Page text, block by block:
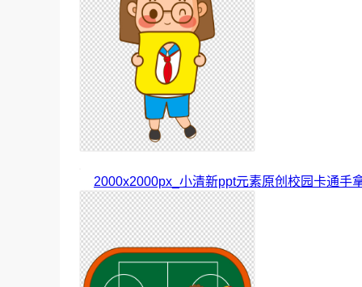
2000x2000px_小清新ppt元素原创校园卡通手